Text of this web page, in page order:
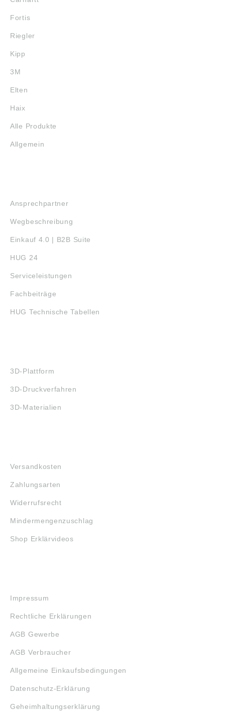
Fortis
Riegler
Kipp
3M
Elten
Haix
Alle Produkte
Allgemein
Ansprechpartner
Wegbeschreibung
Einkauf 4.0 | B2B Suite
HUG 24
Serviceleistungen
Fachbeiträge
HUG Technische Tabellen
3D-Plattform
3D-Druckverfahren
3D-Materialien
Versandkosten
Zahlungsarten
Widerrufsrecht
Mindermengenzuschlag
Shop Erklärvideos
Impressum
Rechtliche Erklärungen
AGB Gewerbe
AGB Verbraucher
Allgemeine Einkaufsbedingungen
Datenschutz-Erklärung
Geheimhaltungserklärung